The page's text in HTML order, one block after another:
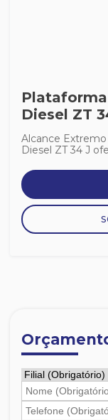
Diesel ZT
Alcance
Diesel ZT 34 J